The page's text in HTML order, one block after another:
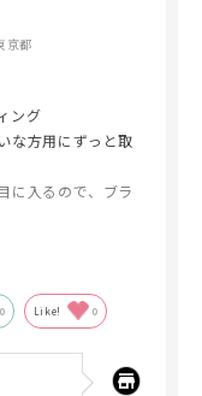
京都
ング
な方用にずっと取
に入るので、ブラ
に差が付くのでず
0 Like! 0